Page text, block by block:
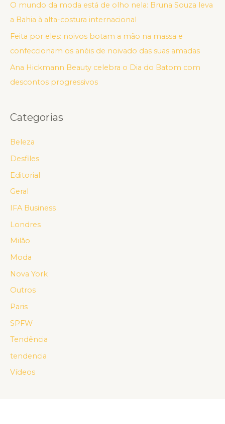
O mundo da moda está de olho nela: Bruna Souza leva
a Bahia à alta-costura internacional
Feita por eles: noivos botam a mão na massa e
confeccionam os anéis de noivado das suas amadas
Ana Hickmann Beauty celebra o Dia do Batom com
descontos progressivos
Categorias
Beleza
Desfiles
Editorial
Geral
IFA Business
Londres
Milão
Moda
Nova York
Outros
Paris
SPFW
Tendência
tendencia
Vídeos